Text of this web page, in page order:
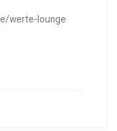
werte-lounge